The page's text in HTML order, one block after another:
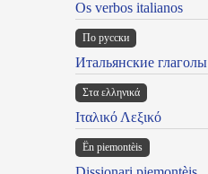
Os verbos italianos
По русски
Итальянские глаголы
Στα ελληνικά
Ιταλικό Λεξικό
Ën piemontèis